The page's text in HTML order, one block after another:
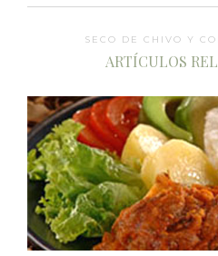
SECO DE CHIVO Y
ARTÍCULOS